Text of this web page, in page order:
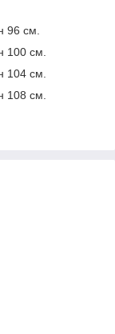
96 см.
100 см.
104 см.
108 см.